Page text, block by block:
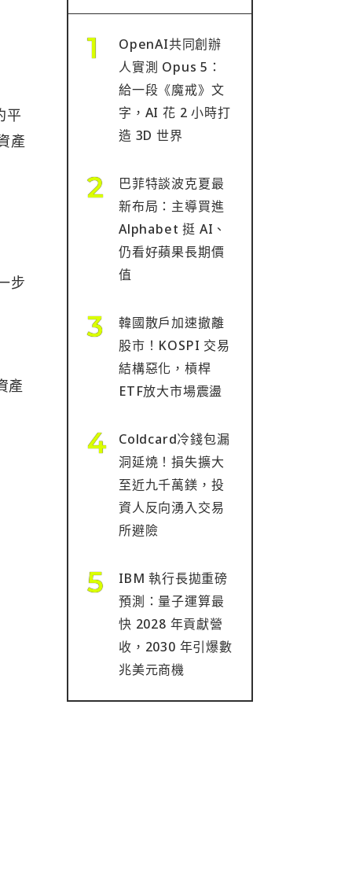
平
產
步
產
OpenAI共同創辦
人實測 Opus 5：
給一段《魔戒》文
字，AI 花 2 小時打
造 3D 世界
巴菲特談波克夏最
新布局：主導買進
Alphabet 挺 AI、
仍看好蘋果長期價
值
韓國散戶加速撤離
股市！KOSPI 交易
結構惡化，槓桿
ETF放大市場震盪
Coldcard冷錢包漏
洞延燒！損失擴大
至近九千萬鎂，投
資人反向湧入交易
所避險
IBM 執行長拋重磅
預測：量子運算最
快 2028 年貢獻營
收，2030 年引爆數
兆美元商機